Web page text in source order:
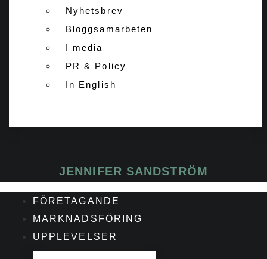
Nyhetsbrev
Bloggsamarbeten
I media
PR & Policy
In English
JENNIFER SANDSTRÖM
FÖRETAGANDE
MARKNADSFÖRING
UPPLEVELSER